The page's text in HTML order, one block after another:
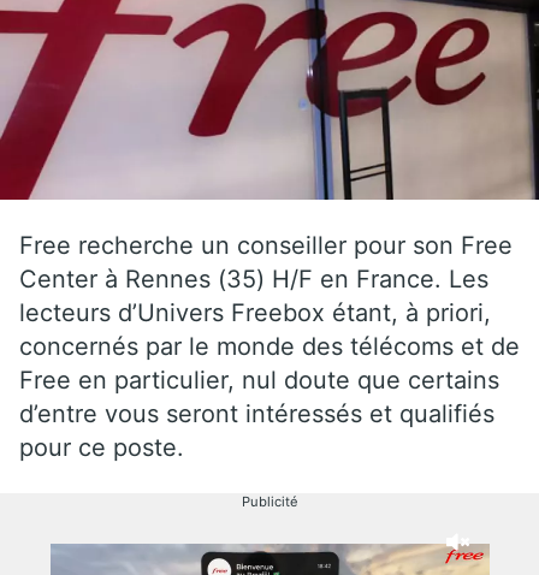
Free recherche un conseiller pour son Free
Center à Rennes (35) H/F en France. Les
lecteurs d’Univers Freebox étant, à priori,
concernés par le monde des télécoms et de
Free en particulier, nul doute que certains
d’entre vous seront intéressés et qualifiés
pour ce poste.
Publicité